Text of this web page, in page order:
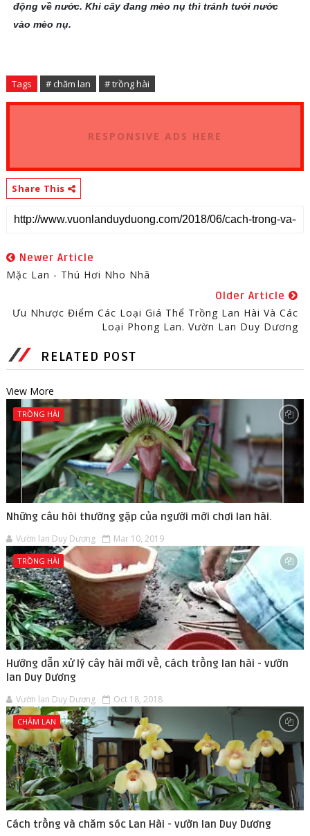
động về nước. Khi cây đang mèo nụ thì tránh tưới nước
vào mèo nụ.
Tags # chăm lan # trồng hài
RESPONSIVE ADS HERE
Share This
Newer Article
Mặc Lan - Thú Hơi Nho Nhã
Older Article
Ưu Nhược Điểm Các Loại Giá Thể Trồng Lan Hài Và Các
Loại Phong Lan. Vườn Lan Duy Dương
RELATED POST
View More
TRỒNG HÀI
Những câu hòi thường gặp của người mới chơi lan hài.
Vườn lan Duy Dương Mar 10, 2019
TRỒNG HÀI
Hướng dẫn xử lý cây hài mới về, cách trồng lan hài - vườn
lan Duy Dương
Vườn lan Duy Dương Oct 18, 2018
CHĂM LAN
Cách trồng và chăm sóc Lan Hài - vườn lan Duy Dương